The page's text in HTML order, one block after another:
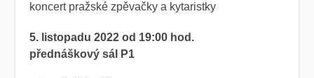
koncert pražské zpěvačky a kytaristky
5. listopadu 2022 od 19:00 hod.
přednáškový sál P1